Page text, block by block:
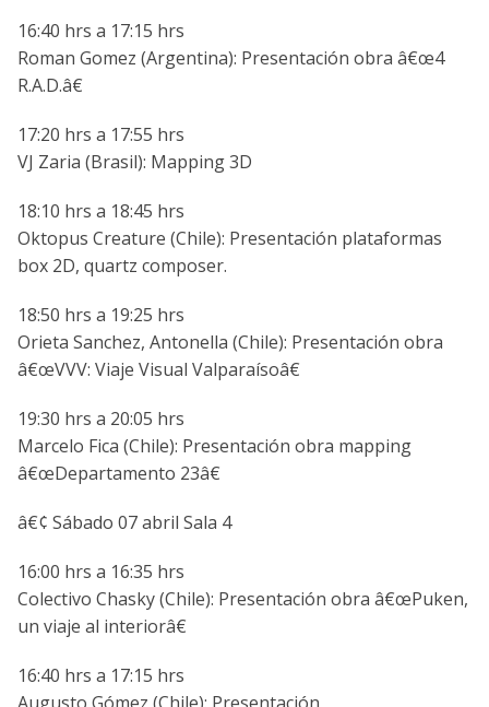
16:40 hrs a 17:15 hrs
Roman Gomez (Argentina): Presentación obra â€œ4
R.A.D.â€
17:20 hrs a 17:55 hrs
VJ Zaria (Brasil): Mapping 3D
18:10 hrs a 18:45 hrs
Oktopus Creature (Chile): Presentación plataformas
box 2D, quartz composer.
18:50 hrs a 19:25 hrs
Orieta Sanchez, Antonella (Chile): Presentación obra
â€œVVV: Viaje Visual Valparaí­soâ€
19:30 hrs a 20:05 hrs
Marcelo Fica (Chile): Presentación obra mapping
â€œDepartamento 23â€
â€¢ Sábado 07 abril Sala 4
16:00 hrs a 16:35 hrs
Colectivo Chasky (Chile): Presentación obra â€œPuken,
un viaje al interiorâ€
16:40 hrs a 17:15 hrs